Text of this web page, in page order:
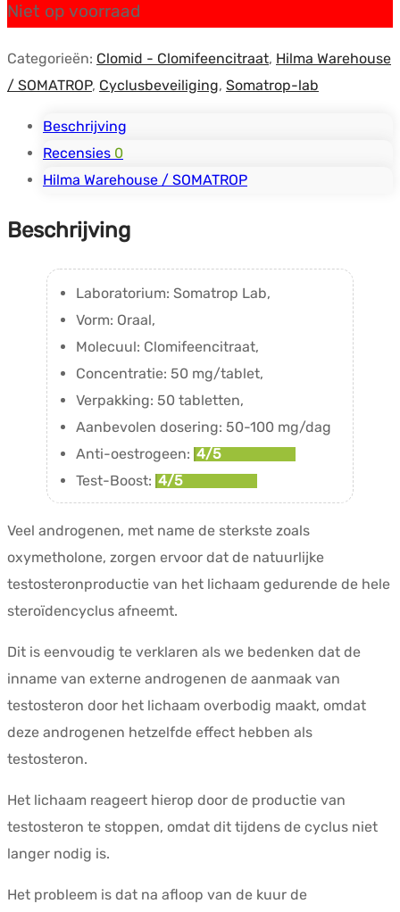
Niet op voorraad
Categorieën: Clomid - Clomifeencitraat, Hilma Warehouse
/ SOMATROP, Cyclusbeveiliging, Somatrop-lab
Beschrijving
Recensies 0
Hilma Warehouse / SOMATROP
Beschrijving
Laboratorium: Somatrop Lab,
Vorm: Oraal,
Molecuul: Clomifeencitraat,
Concentratie: 50 mg/tablet,
Verpakking: 50 tabletten,
Aanbevolen dosering: 50-100 mg/dag
Anti-oestrogeen: 4/5
Test-Boost: 4/5
Veel androgenen, met name de sterkste zoals
oxymetholone, zorgen ervoor dat de natuurlijke
testosteronproductie van het lichaam gedurende de hele
steroïdencyclus afneemt.
Dit is eenvoudig te verklaren als we bedenken dat de
inname van externe androgenen de aanmaak van
testosteron door het lichaam overbodig maakt, omdat
deze androgenen hetzelfde effect hebben als
testosteron.
Het lichaam reageert hierop door de productie van
testosteron te stoppen, omdat dit tijdens de cyclus niet
langer nodig is.
Het probleem is dat na afloop van de kuur de